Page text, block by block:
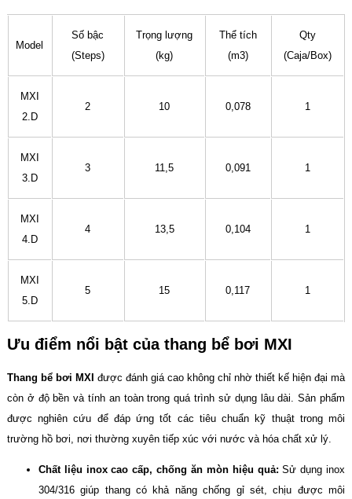
Model
Số bậc
(Steps)
Trọng lượng
(kg)
Thể tích
(m3)
Qty
(Caja/Box)
MXI
2.D
2 10 0,078 1
MXI
3.D
3 11,5 0,091 1
MXI
4.D
4 13,5 0,104 1
MXI
5.D
5 15 0,117 1
Ưu điểm nổi bật của thang bể bơi MXI
Thang bể bơi MXI được đánh giá cao không chỉ nhờ thiết kế hiện đại mà
còn ở độ bền và tính an toàn trong quá trình sử dụng lâu dài. Sản phẩm
được nghiên cứu để đáp ứng tốt các tiêu chuẩn kỹ thuật trong môi
trường hồ bơi, nơi thường xuyên tiếp xúc với nước và hóa chất xử lý.
Chất liệu inox cao cấp, chống ăn mòn hiệu quả: Sử dụng inox
304/316 giúp thang có khả năng chống gỉ sét, chịu được môi